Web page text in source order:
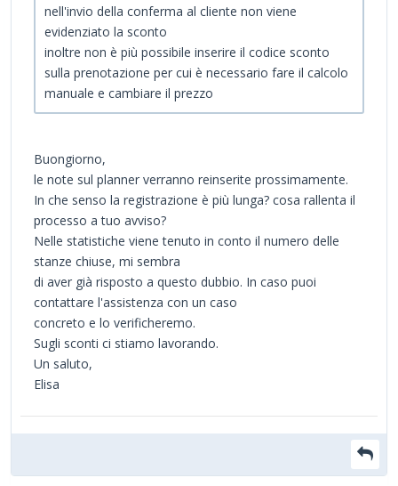
nell'invio della conferma al cliente non viene
evidenziato la sconto
inoltre non è più possibile inserire il codice sconto
sulla prenotazione per cui è necessario fare il calcolo
manuale e cambiare il prezzo
Buongiorno,
le note sul planner verranno reinserite prossimamente.
In che senso la registrazione è più lunga? cosa rallenta il
processo a tuo avviso?
Nelle statistiche viene tenuto in conto il numero delle
stanze chiuse, mi sembra
di aver già risposto a questo dubbio. In caso puoi
contattare l'assistenza con un caso
concreto e lo verificheremo.
Sugli sconti ci stiamo lavorando.
Un saluto,
Elisa